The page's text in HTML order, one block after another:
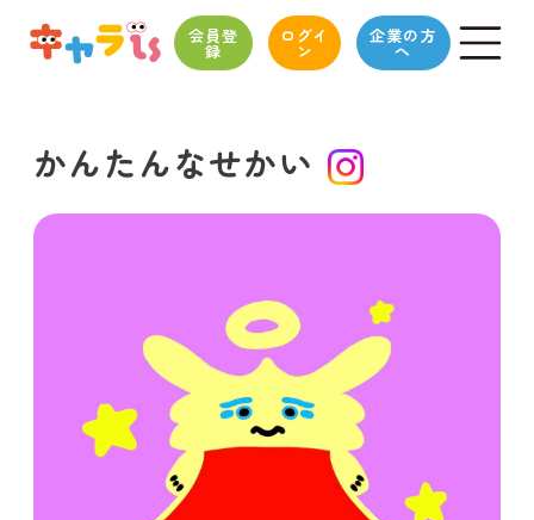
会員登
録
ログイ
ン
企業の方
へ
かんたんなせかい